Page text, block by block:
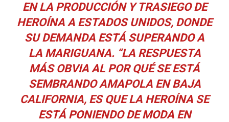
EN LA PRODUCCIÓN Y TRASIEGO DE
HEROÍNA A ESTADOS UNIDOS, DONDE
SU DEMANDA ESTÁ SUPERANDO A
LA MARIGUANA. “LA RESPUESTA
MÁS OBVIA AL POR QUÉ SE ESTÁ
SEMBRANDO AMAPOLA EN BAJA
CALIFORNIA, ES QUE LA HEROÍNA SE
ESTÁ PONIENDO DE MODA EN